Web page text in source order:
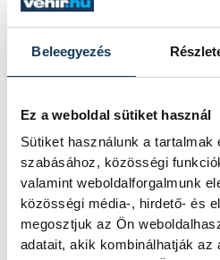
Beleegyezés
Ez a weboldal sütiket használ
Sütiket használunk a
szabásához, közösségi
valamint weboldalforgalmunk
közösségi média-, hirdető- és
megosztjuk az Ön
adatait, akik kombinálhatják az